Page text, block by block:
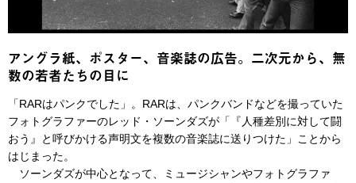
アングラ紙、ポスター、音楽誌の広告。二次元から、無
数の若者たちの目に
「RARはパンクでした」。RARは、パンクバンドなどを撮っていた
フォトグラファーのレッド・ソーンダズが「『人種差別に対して闘
おう』と呼びかける声明文を複数の音楽誌に送りつけた」ことから
はじまった。
ソーンダズが中心となって、ミュージシャンやフォトグラファ